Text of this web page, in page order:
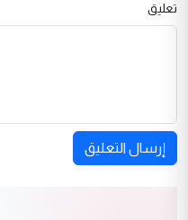
تعليق
إرسال التعليق